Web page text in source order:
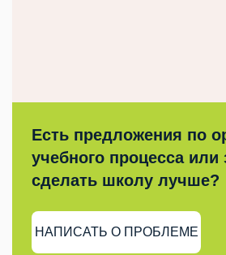
Есть предложения по
учебного процесса или
сделать школу лучше?
НАПИСАТЬ О ПРОБЛЕМЕ